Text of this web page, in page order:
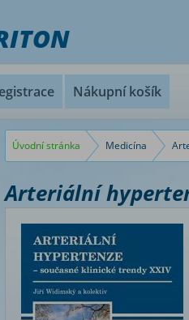
Nákupní košík
Úvodní stránka Medicína
Arteriální